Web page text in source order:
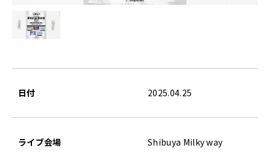
日付 2025.04.25
ライブ会場 Shibuya Milky way